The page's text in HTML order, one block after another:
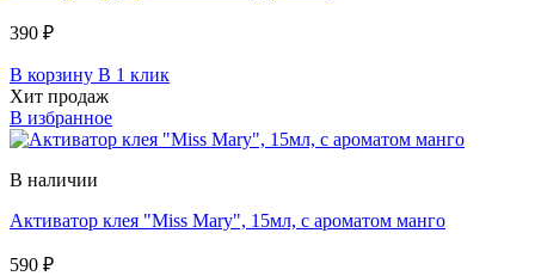
390 ₽
В корзину В 1 клик
Хит продаж
В избранное
В наличии
Активатор клея "Miss Mary", 15мл, c ароматом манго
590 ₽